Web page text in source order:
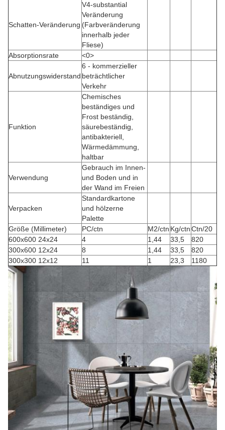
Schatten-Veränderung
V4-substantial
Veränderung
(Farbveränderung
innerhalb jeder
Fliese)
Absorptionsrate
<0>
Abnutzungswiderstand
6 - kommerzieller
beträchtlicher
Verkehr
Funktion
Chemisches
beständiges und
Frost beständig,
säurebeständig,
antibakteriell,
Wärmedämmung,
haltbar
Verwendung
Gebrauch im Innen-
und Boden und in
der Wand im Freien
Verpacken
Standardkartone
und hölzerne
Palette
Größe (Millimeter)
PC/ctn M2/ctn Kg/ctnCtn/20
600x600 24x24
4 1,44 33,5
820
300x600 12x24
8 1,44 33,5
820
300x300 12x12
11 1 23,3 1180